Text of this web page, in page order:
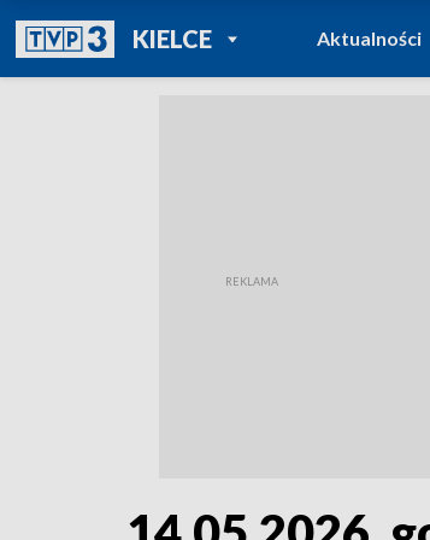
KIELCEPOWRÓT DO
TVP REGIONY
Aktualności